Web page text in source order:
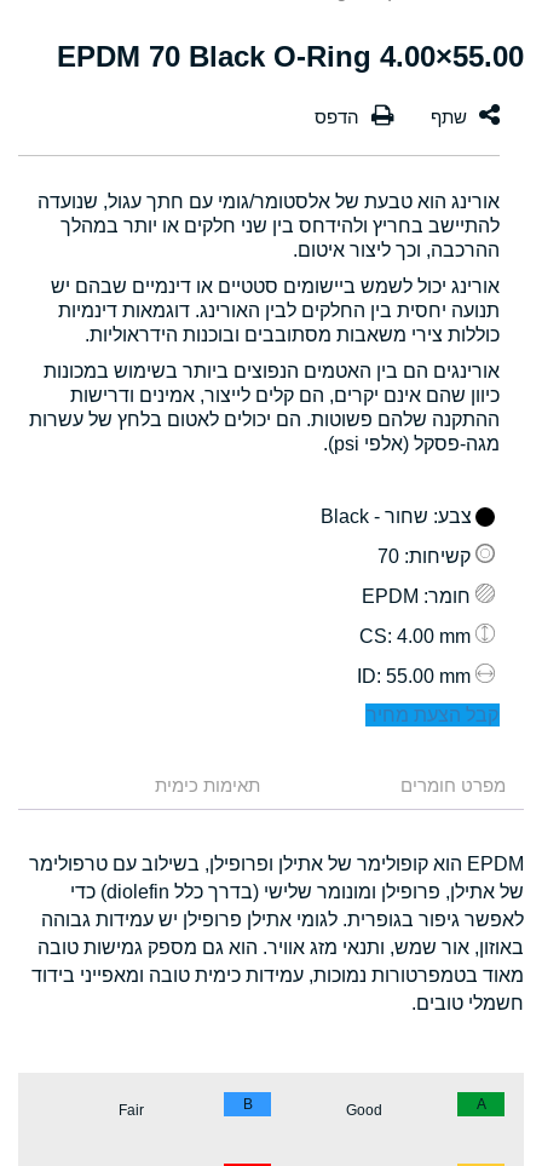
55.00×4.00 EPDM 70 Black O-Ring
אורינג הוא טבעת של אלסטומר/גומי עם חתך עגול, שנועדה
להתיישב בחריץ ולהידחס בין שני חלקים או יותר במהלך
ההרכבה, וכך ליצור איטום.
אורינג יכול לשמש ביישומים סטטיים או דינמיים שבהם יש
תנועה יחסית בין החלקים לבין האורינג. דוגמאות דינמיות
כוללות צירי משאבות מסתובבים ובוכנות הידראוליות.
אורינגים הם בין האטמים הנפוצים ביותר בשימוש במכונות
כיוון שהם אינם יקרים, הם קלים לייצור, אמינים ודרישות
ההתקנה שלהם פשוטות. הם יכולים לאטום בלחץ של עשרות
מגה-פסקל (אלפי psi).
צבע: שחור - Black
קשיחות: 70
חומר: EPDM
: 4.00 mm
: 55.00 mm
קבל הצעת מחיר
מפרט חומרים תאימות כימית
EPDM הוא קופולימר של אתילן ופרופילן, בשילוב עם טרפולימר
של אתילן, פרופילן ומונומר שלישי (בדרך כלל diolefin) כדי
לאפשר גיפור בגופרית. לגומי אתילן פרופילן יש עמידות גבוהה
באוזון, אור שמש, ותנאי מזג אוויר. הוא גם מספק גמישות טובה
מאוד בטמפרטורות נמוכות, עמידות כימית טובה ומאפייני בידוד
חשמלי טובים.
A
Good
B
Fair